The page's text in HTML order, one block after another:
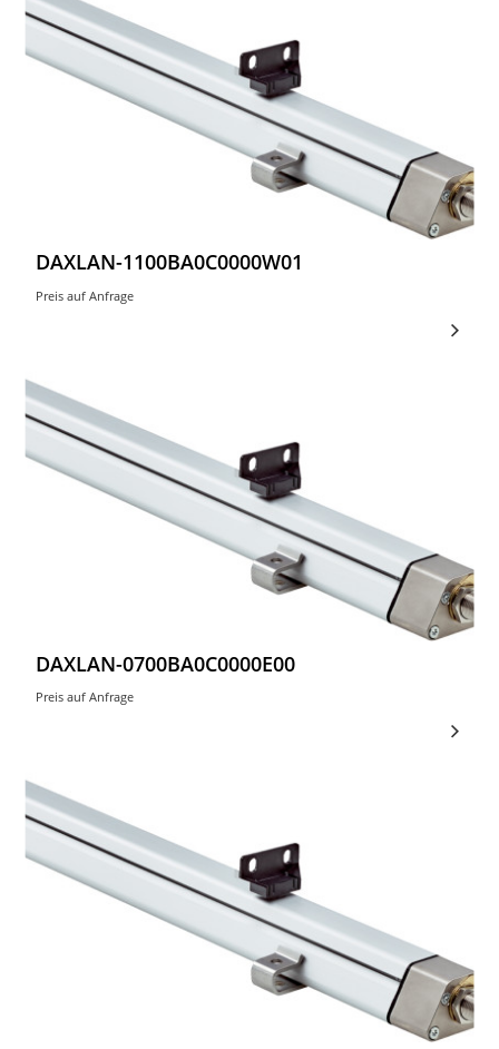
DAXLAN-1100BA0C0000W01
Preis auf Anfrage
DAXLAN-0700BA0C0000E00
Preis auf Anfrage